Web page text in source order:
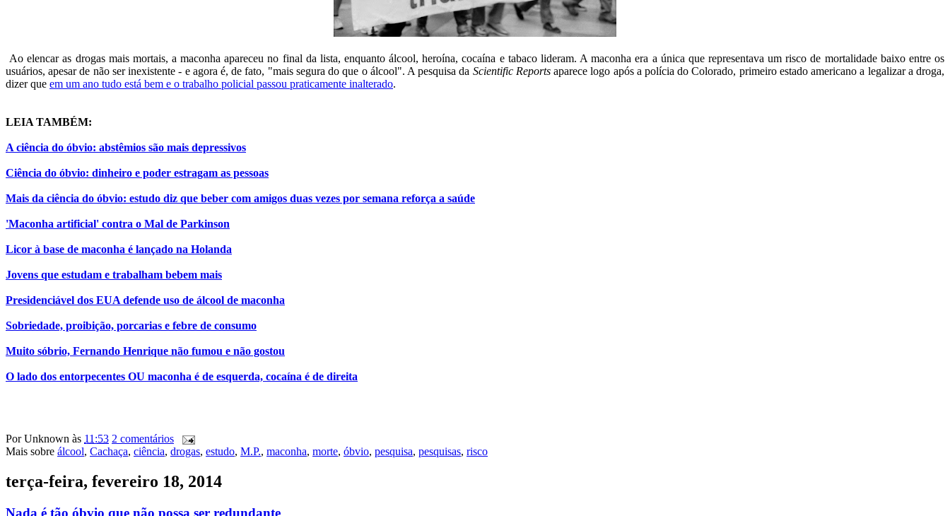
Ao elencar as drogas mais mortais, a maconha apareceu no final da lista, enquanto álcool, heroína, cocaína e tabaco lideram. A maconha era a única que representava um risco de mortalidade baixo entre os
usuários, apesar de não ser inexistente - e agora é, de fato, "mais segura do que o álcool". A pesquisa da Scientific Reportsaparece logo após a polícia do Colorado, primeiro estado americano a legalizar a droga,
dizer que em um ano tudo está bem e o trabalho policial passou praticamente inalterado.
LEIA TAMBÉM:
A ciência do óbvio: abstêmios são mais depressivos
Ciência do óbvio: dinheiro e poder estragam as pessoas
Mais da ciência do óbvio: estudo diz que beber com amigos duas vezes por semana reforça a saúde
'Maconha artificial' contra o Mal de Parkinson
Licor à base de maconha é lançado na Holanda
Jovens que estudam e trabalham bebem mais
Presidenciável dos EUA defende uso de álcool de maconha
Sobriedade, proibição, porcarias e febre de consumo
Muito sóbrio, Fernando Henrique não fumou e não gostou
O lado dos entorpecentes OU maconha é de esquerda, cocaína é de direita
PorUnknown às 11:53 2 comentários
Mais sobre álcool, Cachaça, ciência, drogas, estudo, M.P., maconha, morte, óbvio, pesquisa, pesquisas, risco
terça-feira, fevereiro 18, 2014
Nada é tão óbvio que não possa ser redundante